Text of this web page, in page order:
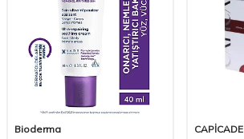
Bioderma
CAPİCADE